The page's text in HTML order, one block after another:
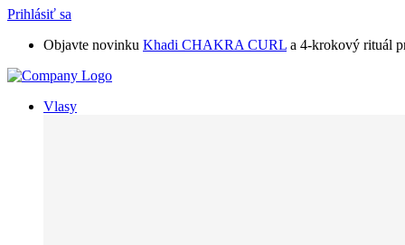
Prihlásiť sa
Objavte novinku Khadi CHAKRA CURL a 4-krokový rituál
Vlasy